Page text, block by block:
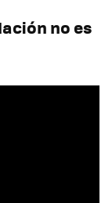
no es